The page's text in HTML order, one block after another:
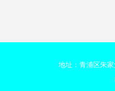
地址：青浦区朱